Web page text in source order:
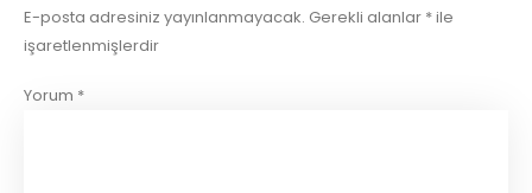
E-posta adresiniz yayınlanmayacak. Gerekli alanlar *ile
işaretlenmişlerdir
Yorum *